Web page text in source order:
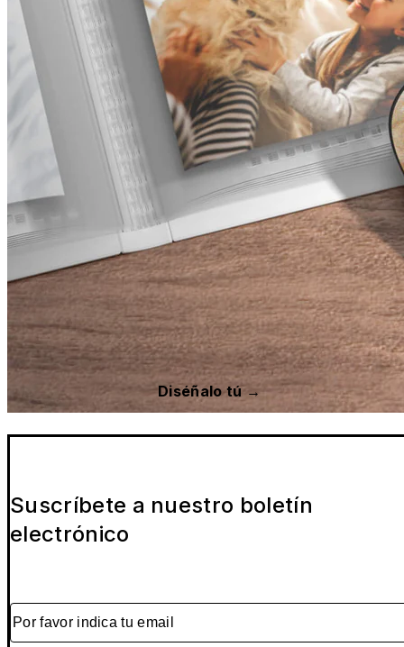
Diséñalo tú →
Suscríbete a nuestro boletín
electrónico
Por favor indica tu email